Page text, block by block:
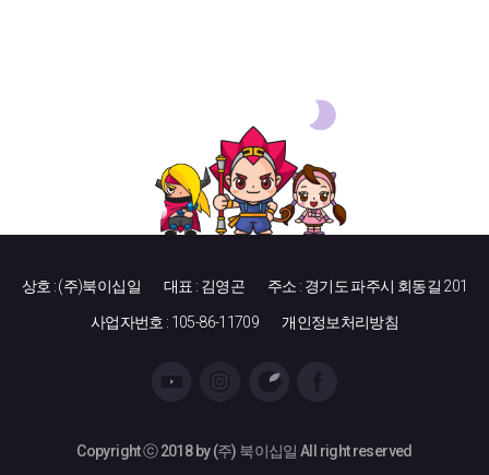
상호 : (주)북이십일 대표 : 김영곤 주소 : 경기도 파주시 회동길 201
사업자번호 : 105-86-11709 개인정보처리방침
Copyright ⓒ 2018 by (주) 북이십일 All right reserved